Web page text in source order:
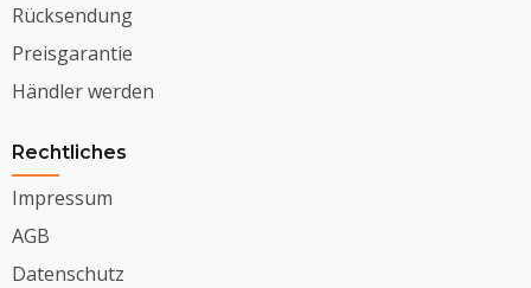
Rücksendung
Preisgarantie
Händler werden
Rechtliches
Impressum
AGB
Datenschutz